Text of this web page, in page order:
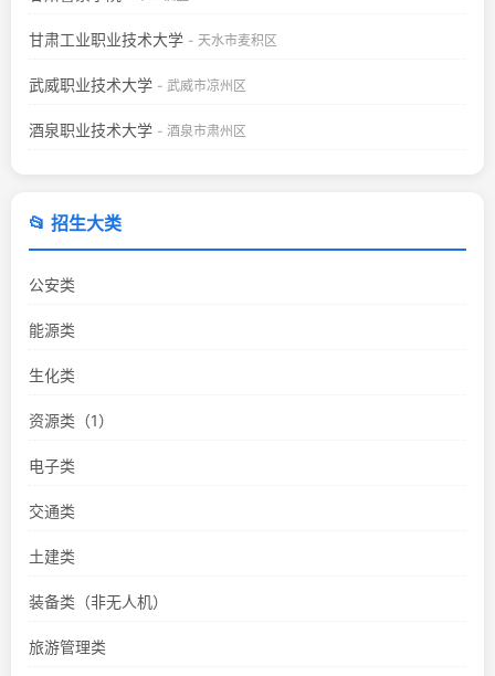
甘肃工业职业技术大学 - 天水市麦积区
武威职业技术大学 - 武威市凉州区
酒泉职业技术大学 - 酒泉市肃州区
📂 招生大类
公安类
能源类
生化类
资源类（1）
电子类
交通类
土建类
装备类（非无人机）
旅游管理类